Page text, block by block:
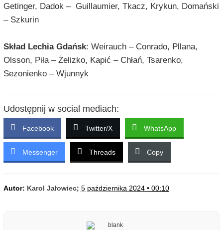
Getinger, Dadok – Guillaumier, Tkacz, Krykun, Domański
– Szkurin
Skład Lechia Gdańsk: Weirauch – Conrado, Pllana,
Olsson, Piła – Żelizko, Kapić – Chłań, Tsarenko,
Sezonienko – Wjunnyk
Udostępnij w social mediach:
Facebook Twitter/X WhatsApp
Messenger Threads Copy
Autor: Karol Jałowiec; 5 października 2024 • 00:10